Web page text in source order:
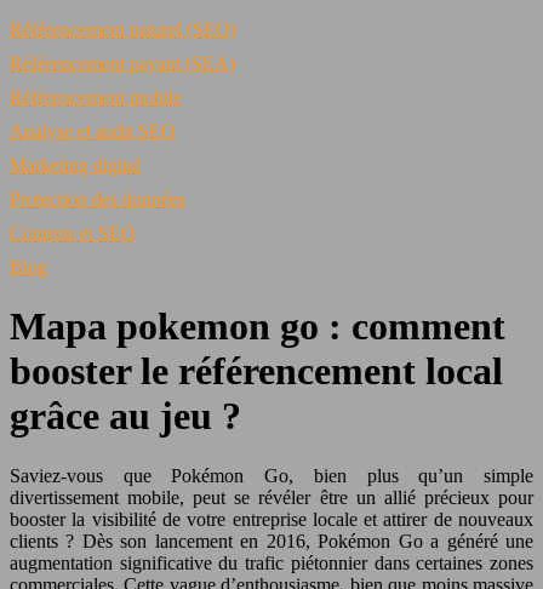
Référencement naturel (SEO)
Référencement payant (SEA)
Référencement mobile
Analyse et audit SEO
Marketing digital
Protection des données
Contenu et SEO
Blog
Mapa pokemon go : comment
booster le référencement local
grâce au jeu ?
Saviez-vous que Pokémon Go, bien plus qu’un simple
divertissement mobile, peut se révéler être un allié précieux pour
booster la visibilité de votre entreprise locale et attirer de nouveaux
clients ? Dès son lancement en 2016, Pokémon Go a généré une
augmentation significative du trafic piétonnier dans certaines zones
commerciales. Cette vague d’enthousiasme, bien que moins massive